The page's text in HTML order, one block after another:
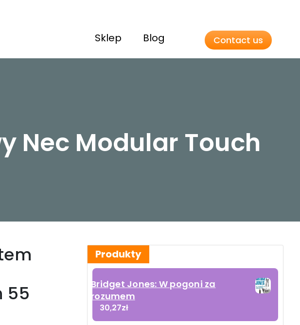
Sklep Blog Contact us
Nec Modular Touch
55
Produkty
Bridget Jones: W pogoni za
rozumem
30,27zł